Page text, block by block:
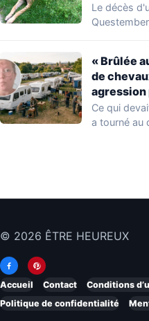
Le décès
« Brûlée
de
agression
Ce qui
a tourné au
© 2026 ÊTRE HEUREUX
Accueil Contact
Conditions
Politique de confidentialité